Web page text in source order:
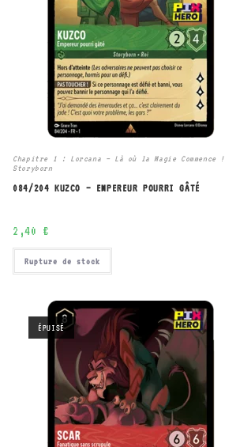
Chapitre 1 : Lorcana – Là où la Magie Commence !
Storyborn
084/204 KUZCO – EMPEREUR POURRI GÂTÉ
2,40 €
Rupture de stock
ÉPUISÉ